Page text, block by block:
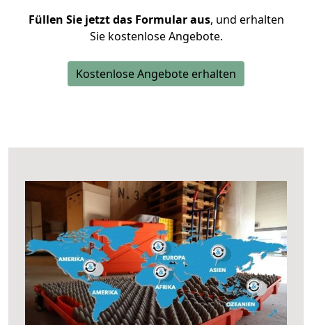
Füllen Sie jetzt das Formular aus, und erhalten
Sie kostenlose Angebote.
Kostenlose Angebote erhalten